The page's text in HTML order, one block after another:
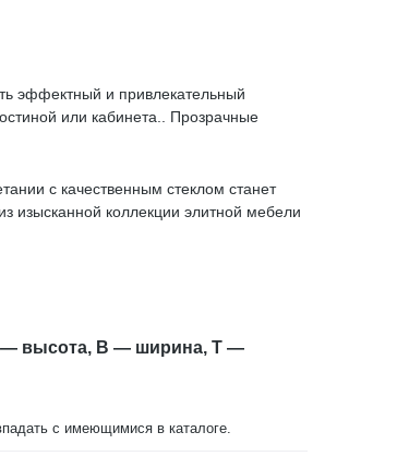
эффектный и привлекательный
или кабинета.. Прозрачные
с качественным стеклом станет
изысканной коллекции элитной мебели
— высота, B — ширина, T —
с имеющимися в каталоге.